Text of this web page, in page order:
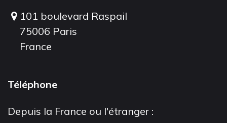
101 boulevard Raspail
75006 Paris
France
Téléphone
Depuis la France ou l'étranger :